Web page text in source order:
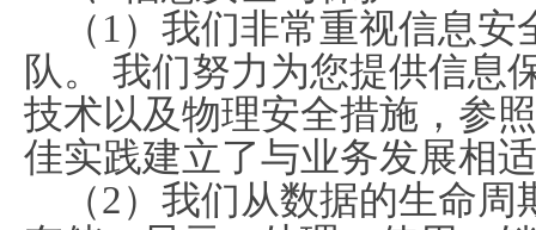
（1）我们非常重视信息
队。 我们努力为您提供信息
技术以及物理安全措施，参
佳实践建立了与业务发展相
（2）我们从数据的生命